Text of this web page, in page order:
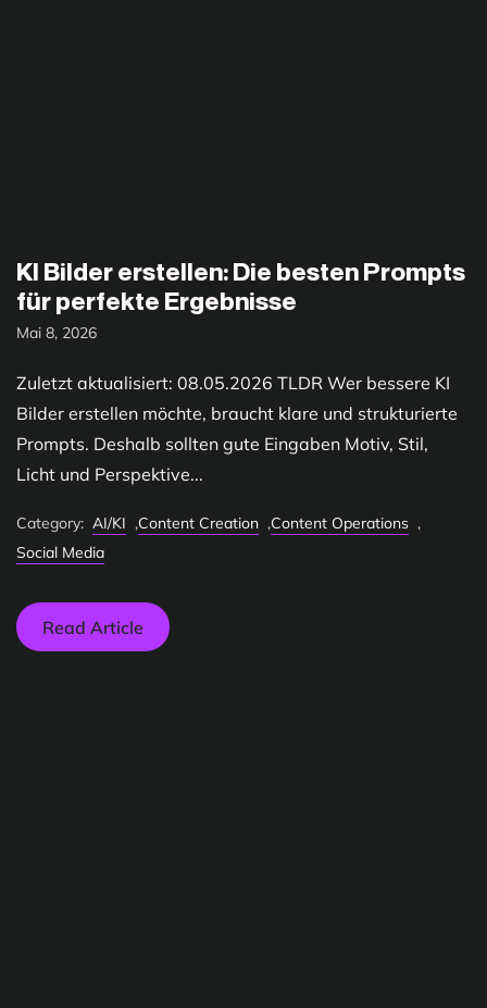
KI Bilder erstellen: Die besten Prompts
für perfekte Ergebnisse
Mai 8, 2026
Zuletzt aktualisiert: 08.05.2026 TLDR Wer bessere KI
Bilder erstellen möchte, braucht klare und strukturierte
Prompts. Deshalb sollten gute Eingaben Motiv, Stil,
Licht und Perspektive...
Category: AI/KI ,Content Creation ,Content Operations ,
Social Media
Read Article